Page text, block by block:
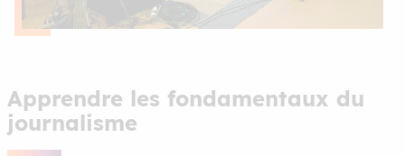
Apprendre les fondamentaux du
journalisme